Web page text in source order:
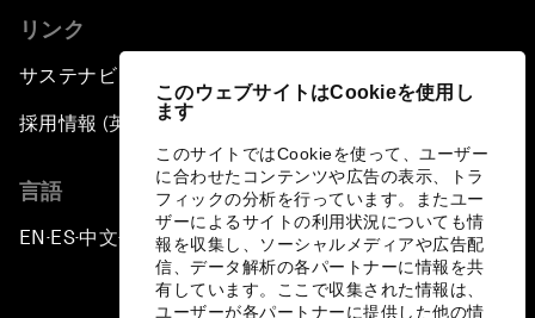
このウェブサイトはCookieを使用し
ます
このサイトではCookieを使って、ユーザー
に合わせたコンテンツや広告の表示、トラ
フィックの分析を行っています。またユー
ザーによるサイトの利用状況についても情
報を収集し、ソーシャルメディアや広告配
信、データ解析の各パートナーに情報を共
有しています。ここで収集された情報は、
ユーザーが各パートナーに提供した他の情
リンク
サステナビリティへの取り組み
採用情報 (英語のみ)
言語
EN ▪ ES▪中文▪ 日本語